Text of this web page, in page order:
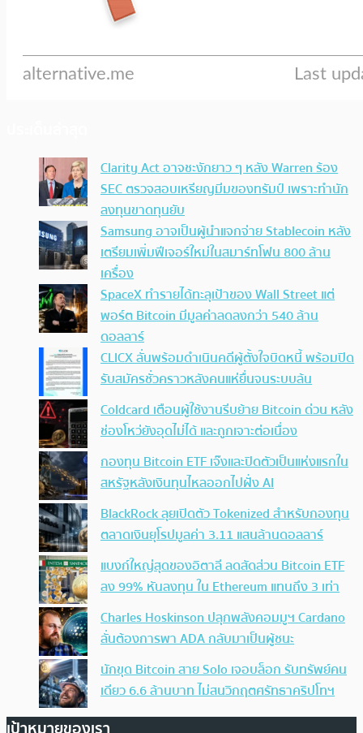
Clarity Act อาจชะงักยาว ๆ หลัง Warren ร้อง
SEC ตรวจสอบเหรียญมีมของทรัมป์ เพราะทำนัก
ลงทุนขาดทุนยับ
Samsung อาจเป็นผู้นำแจกจ่าย Stablecoin หลัง
เตรียมเพิ่มฟีเจอร์ใหม่ในสมาร์ทโฟน 800 ล้าน
เครื่อง
SpaceX ทำรายได้ทะลุเป้าของ Wall Street แต่
พอร์ต Bitcoin มีมูลค่าลดลงกว่า 540 ล้าน
ดอลลาร์
CLICX ลั่นพร้อมดำเนินคดีผู้ตั้งใจบิดหนี้ พร้อมปิด
รับสมัครชั่วคราวหลังคนแห่ยื่นจนระบบล้น
Coldcard เตือนผู้ใช้งานรีบย้าย Bitcoin ด่วน หลัง
ช่องโหว่ยังอุดไม่ได้ และถูกเจาะต่อเนื่อง
กองทุน Bitcoin ETF เจ๊งและปิดตัวเป็นแห่งแรกใน
สหรัฐหลังเงินทุนไหลออกไปฝั่ง AI
BlackRock ลุยเปิดตัว Tokenized สำหรับกองทุน
ตลาดเงินยุโรปมูลค่า 3.11 แสนล้านดอลลาร์
แบงก์ใหญ่สุดของอิตาลี ลดสัดส่วน Bitcoin ETF
ลง 99% หันลงทุน ใน Ethereum แทนถึง 3 เท่า
Charles Hoskinson ปลุกพลังคอมมูฯ Cardano
ลั่นต้องการพา ADA กลับมาเป็นผู้ชนะ
นักขุด Bitcoin สาย Solo เจอบล็อก รับทรัพย์คน
เดียว 6.6 ล้านบาท ไม่สนวิกฤตศรัทธาคริปโทฯ